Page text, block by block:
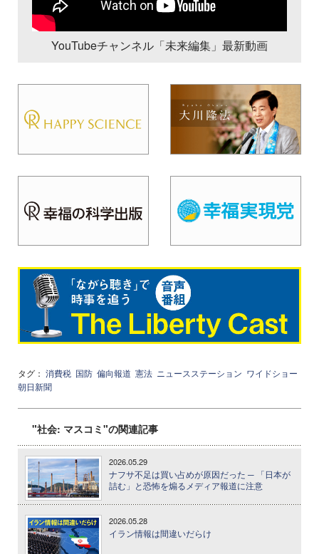
YouTubeチャンネル「未来編集」最新動画
タグ： 消費税 国防 偏向報道 憲法 ニュースステーション ワイドショー
朝日新聞
"社会: マスコミ"の関連記事
2026.05.29
ナフサ不足は買い占めが原因だった ─ 「日本が
詰む」と恐怖を煽るメディア報道に注意
2026.05.28
イラン情報は間違いだらけ